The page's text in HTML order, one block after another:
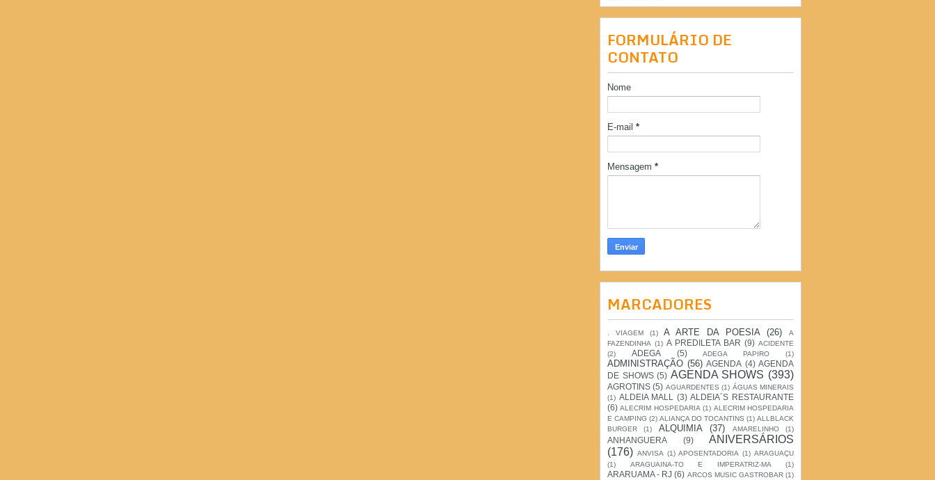
FORMULÁRIO DE
CONTATO
Nome
E-mail *
Mensagem *
MARCADORES
. VIAGEM (1) A ARTE DA POESIA (26)
A
FAZENDINHA (1) A PREDILETA BAR (9) ACIDENTE
(2)
ADEGA (5) ADEGA PAPIRO (1)
ADMINISTRAÇÃO (56) AGENDA (4) AGENDA
DE SHOWS (5) AGENDA SHOWS (393)
AGROTINS (5) AGUARDENTES (1) ÁGUAS MINERAIS
(1) ALDEIA MALL (3) ALDEIA´S RESTAURANTE
(6) ALECRIM HOSPEDARIA (1) ALECRIM HOSPEDARIA
E CAMPING (2) ALIANÇA DO TOCANTINS (1) ALLBLACK
BURGER
(1) ALQUIMIA (37) AMARELINHO (1)
ANHANGUERA (9)
ANIVERSÁRIOS
(176) ANVISA (1) APOSENTADORIA (1) ARAGUAÇU
(1)
ARAGUAINA-TO E IMPERATRIZ-MA (1)
ARARUAMA - RJ (6) ARCOS MUSIC GASTROBAR (1)